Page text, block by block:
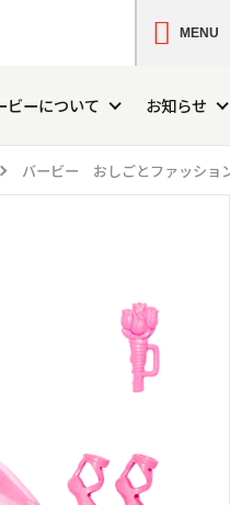
MENU
ビーについて お知らせ
バービー おしごとファッシ